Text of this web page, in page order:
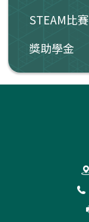
STEAM比賽
獎助學金